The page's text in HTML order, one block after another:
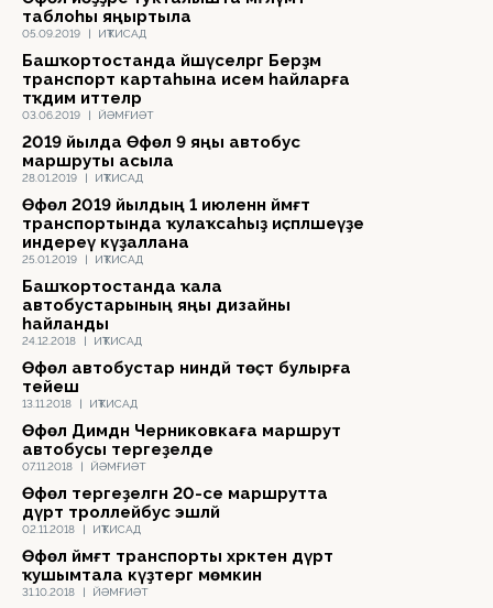
05.09.2019 | ИҠТИСАД
таблоһы яңыртыла
03.06.2019 | ЙӘМҒИӘТ
Башҡортостанда йәшәүселәргә Берҙәм
транспорт картаһына исем һайларға
тәҡдим иттеләр
28.01.2019 | ИҠТИСАД
2019 йылда Өфөлә 9 яңы автобус
маршруты асыла
25.01.2019 | ИҠТИСАД
Өфөлә 2019 йылдың 1 июленән йәмәғәт
транспортында ҡулаҡсаһыҙ иҫәпләшеүҙе
индереү күҙаллана
24.12.2018 | ИҠТИСАД
Башҡортостанда ҡала
автобустарының яңы дизайны
һайланды
13.11.2018 | ИҠТИСАД
Өфөлә автобустар ниндәй төҫтә булырға
тейеш
07.11.2018 | ЙӘМҒИӘТ
Өфөлә Димдән Черниковкаға маршрут
автобусы тергеҙелде
02.11.2018 | ИҠТИСАД
Өфөлә тергеҙелгән 20-се маршрутта
дүрт троллейбус эшләй
31.10.2018 | ЙӘМҒИӘТ
Өфөлә йәмәғәт транспорты хәрәкәтен дүрт
ҡушымтала күҙәтергә мөмкин